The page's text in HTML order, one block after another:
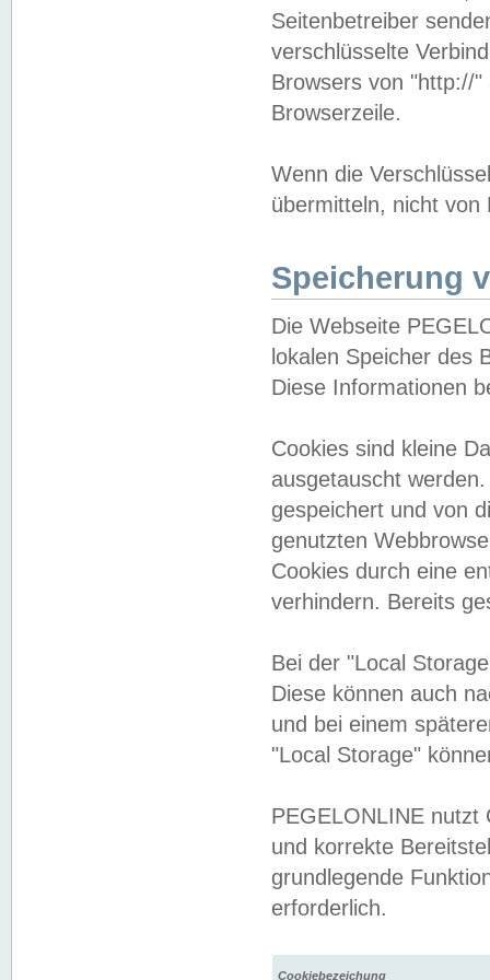
Seitenbetreiber
verschlüsselte
Browsers von "http://
Browserzeile.
Wenn die
übermitteln, nicht von
Speicherung
Die Webseite
lokalen Speicher des
Diese Informationen
Cookies sind kleine
ausgetauscht
gespeichert und von
genutzten
Cookies durch eine
verhindern. Bereits
Bei der "Local
Diese können auch
und bei einem
"Local Storage"
PEGELONLINE nutzt
und korrekte
grundlegende
erforderlich.
Cookiebezeichung